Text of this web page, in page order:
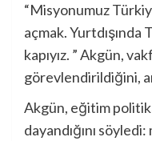
“Misyonumuz
açmak. Yurtdışında
kapıyız. ” Akgün,
görevlendirildiğini,
Akgün, eğitim
dayandığını